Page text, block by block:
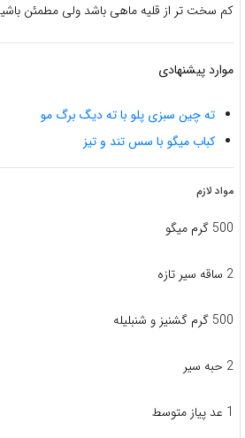
کم سخت تر از قلیه ماهی باشد ولی مطمئن
موارد پیشنهادی
ته چین سبزی پلو با ته دیگ برگ مو
کباب میگو با سس تند و تیز
مواد لازم
500 گرم میگو
2 ساقه سیر تازه
500 گرم گشنیز و شنبلیله
2 حبه سیر
1 عد پیاز متوسط